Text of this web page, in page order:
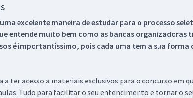
excelente maneira de estudar para o processo
entende muito bem como as bancas
é importantíssimo, pois cada uma tem a sua forma
a ter acesso a materiais exclusivos para o concurso
Tudo para facilitar o seu entendimento e tornar o